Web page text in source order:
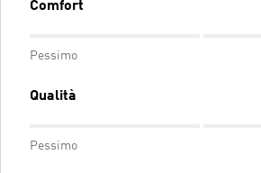
Comfort
Pessimo
Qualità
Pessimo